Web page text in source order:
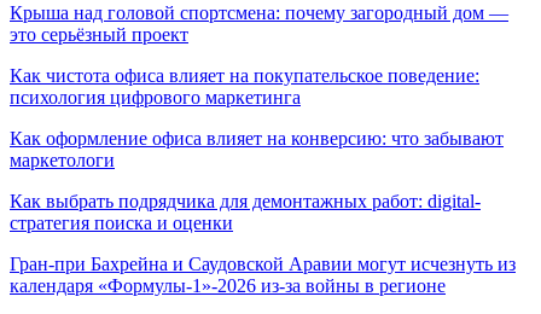
Крыша над головой спортсмена: почему загородный дом —
это серьёзный проект
Как чистота офиса влияет на покупательское поведение:
психология цифрового маркетинга
Как оформление офиса влияет на конверсию: что забывают
маркетологи
Как выбрать подрядчика для демонтажных работ: digital-
стратегия поиска и оценки
Гран-при Бахрейна и Саудовской Аравии могут исчезнуть из
календаря «Формулы-1»-2026 из-за войны в регионе